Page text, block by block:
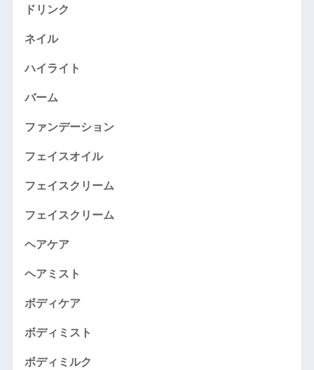
ドリンク
ネイル
ハイライト
バーム
ファンデーション
フェイスオイル
フェイスクリーム
フェイスクリーム
ヘアケア
ヘアミスト
ボディケア
ボディミスト
ボディミルク